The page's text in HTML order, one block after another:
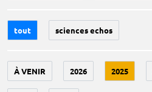
tout sciences echos
À VENIR 2026 2025